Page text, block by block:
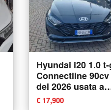
Hyundai i20 1.0
Connectline
del 2026 usata a
Savona
€ 17,900